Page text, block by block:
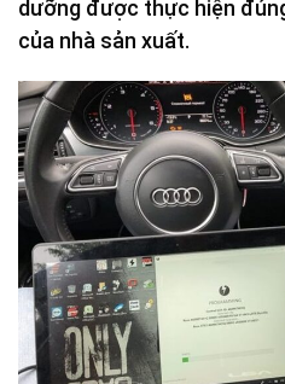
dưỡng được thực hiện
của nhà sản xuất.